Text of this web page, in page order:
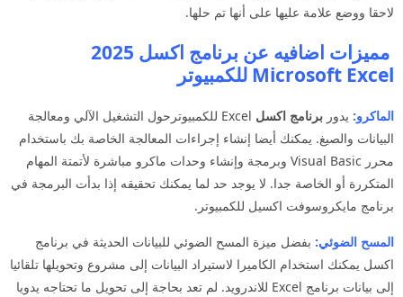
لاحقا ووضع علامة عليها على أنها تم حلها.
مميزات اضافيه عن برنامج اكسل 2025
Microsoft Excel للكمبيوتر
الماكرو: يدور برنامج اكسل
Excel للكمبيوترحول التشغيل الآلي ومعالجة
البيانات والصيغ. يمكنك أيضا إنشاء إجراءات المعالجة الخاصة بك باستخدام
محرر Visual Basic وبرمجة وإنشاء وحدات ماكرو مباشرة لأتمتة المهام
المتكررة أو الخاصة جدا. لا يوجد حد لما يمكنك تحقيقه إذا بدأت البرمجة في
برنامج مايكروسوفت اكسيل للكمبيوتر.
المسح الضوئي: بفضل ميزة المسح الضوئي للبيانات الحديثة في برنامج
اكسل يمكنك استخدام الكاميرا لاستيراد البيانات إلى مشروع وتحويلها تلقائيا
إلى بيانات برنامج Excel للاندرويد. لم تعد بحاجة إلى تحويل ما تحتاجه يدويا